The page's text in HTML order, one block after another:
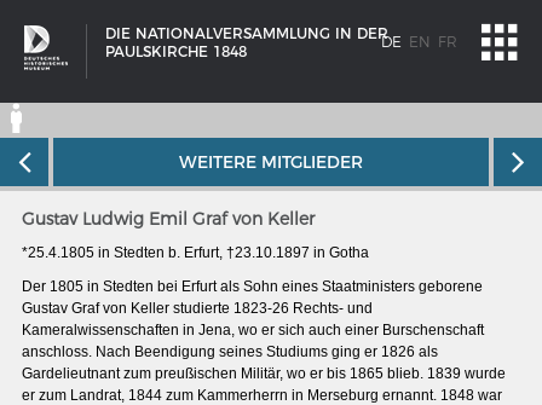
DIE NATIONALVERSAMMLUNG IN DER
PAULSKIRCHE 1848
DE EN FR
WEITERE MITGLIEDER
Gustav Ludwig Emil Graf von Keller
*25.4.1805 in Stedten b. Erfurt, †23.10.1897 in Gotha
Der 1805 in Stedten bei Erfurt als Sohn eines Staatministers geborene
Gustav Graf von Keller studierte 1823-26 Rechts- und
Kameralwissenschaften in Jena, wo er sich auch einer Burschenschaft
anschloss. Nach Beendigung seines Studiums ging er 1826 als
Gardelieutnant zum preußischen Militär, wo er bis 1865 blieb. 1839 wurde
er zum Landrat, 1844 zum Kammerherrn in Merseburg ernannt. 1848 war